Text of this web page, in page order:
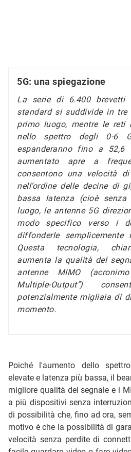
5G: una spiegazione
La serie di 6.400 brevetti
standard si suddivide in tre
primo luogo, mentre le reti
nello spettro degli 0-6
espanderanno fino a 52,6
aumentato apre a
consentono una velocità
nell’ordine delle decine di
bassa latenza (cioè
luogo, le antenne 5G
modo specifico verso i
diffonderle
Questa tecnologia,
aumenta la qualità del
antenne MIMO
Multiple-Output")
potenzialmente migliaia di
momento.
Poiché l'aumento dello
elevate e latenza più bassa, il
migliore qualità del segnale e i
a più dispositivi senza
di possibilità che, fino ad ora,
motivo è che la possibilità di
velocità senza perdite di